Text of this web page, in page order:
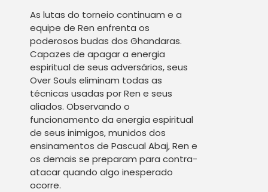
As lutas do torneio continuam e a
equipe de Ren enfrenta os
poderosos budas dos Ghandaras.
Capazes de apagar a energia
espiritual de seus adversários, seus
Over Souls eliminam todas as
técnicas usadas por Ren e seus
aliados. Observando o
funcionamento da energia espiritual
de seus inimigos, munidos dos
ensinamentos de Pascual Abaj, Ren e
os demais se preparam para contra-
atacar quando algo inesperado
ocorre.